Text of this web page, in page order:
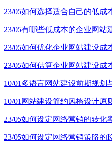
23/05如何选择适合自己的低成
23/05有哪些低成本的企业网站
23/05如何优化企业网站建设成
23/05如何估算企业网站建设成
10/01 多语言网站建设前期规划
10/01 网站建设简约风格设计原
23/05如何设定网络营销的转化
23/05如何设定网络营销策略的